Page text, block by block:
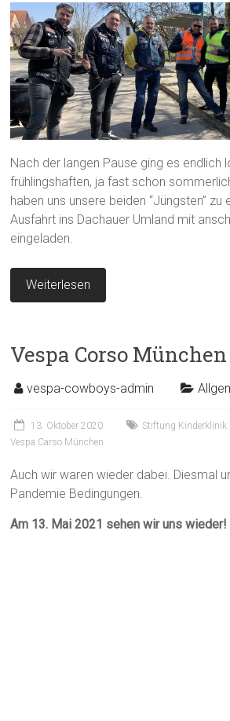
Nach der langen Pause ging es endlich
frühlingshaften, ja fast schon
haben uns unsere beiden “Jüngsten” zu
Ausfahrt ins Dachauer Umland mit
eingeladen.
Weiterlesen
Vespa Corso München
vespa-cowboys-admin
13. Oktober 2020 Stiftung Kinderklinik
Vespa Carso München
Auch wir waren wieder dabei. Diesmal
Pandemie Bedingungen.
Am 13. Mai 2021 sehen wir uns wieder!